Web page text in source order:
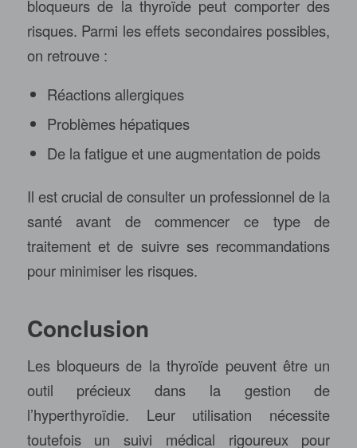
bloqueurs de la thyroïde peut comporter des
risques. Parmi les effets secondaires possibles,
on retrouve :
Réactions allergiques
Problèmes hépatiques
De la fatigue et une augmentation de poids
Il est crucial de consulter un professionnel de la
santé avant de commencer ce type de
traitement et de suivre ses recommandations
pour minimiser les risques.
Conclusion
Les bloqueurs de la thyroïde peuvent être un
outil précieux dans la gestion de
l’hyperthyroïdie. Leur utilisation nécessite
toutefois un suivi médical rigoureux pour